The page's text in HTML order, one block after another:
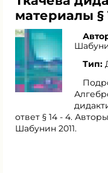
материалы §
Тип:
ответ § 14 - 4.
Шабунин 2011.